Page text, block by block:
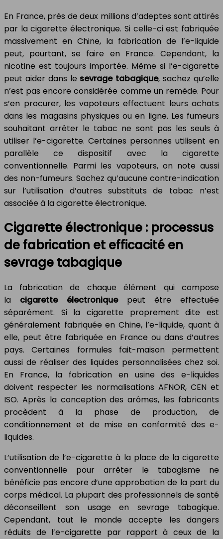
En France, près de deux millions d’adeptes sont attirés
par la cigarette électronique. Si celle-ci est fabriquée
massivement en Chine, la fabrication de l’e-liquide
peut, pourtant, se faire en France. Cependant, la
nicotine est toujours importée. Même si l’e-cigarette
peut aider dans le sevrage tabagique, sachez qu’elle
n’est pas encore considérée comme un remède. Pour
s’en procurer, les vapoteurs effectuent leurs achats
dans les magasins physiques ou en ligne. Les fumeurs
souhaitant arrêter le tabac ne sont pas les seuls à
utiliser l’e-cigarette. Certaines personnes utilisent en
parallèle ce dispositif avec la cigarette
conventionnelle. Parmi les vapoteurs, on note aussi
des non-fumeurs. Sachez qu’aucune contre-indication
sur l’utilisation d’autres substituts de tabac n’est
associée à la cigarette électronique.
Cigarette électronique : processus
de fabrication et efficacité en
sevrage tabagique
La fabrication de chaque élément qui compose
la cigarette électroniquepeut être effectuée
séparément. Si la cigarette proprement dite est
généralement fabriquée en Chine, l’e-liquide, quant à
elle, peut être fabriquée en France ou dans d’autres
pays. Certaines formules fait-maison permettent
aussi de réaliser des liquides personnalisées chez soi.
En France, la fabrication en usine des e-liquides
doivent respecter les normalisations AFNOR, CEN et
ISO. Après la conception des arômes, les fabricants
procèdent à la phase de production, de
conditionnement et de mise en conformité des e-
liquides.
L’utilisation de l’e-cigarette à la place de la cigarette
conventionnelle pour arrêter le tabagisme ne
bénéficie pas encore d’une approbation de la part du
corps médical. La plupart des professionnels de santé
déconseillent son usage en sevrage tabagique.
Cependant, tout le monde accepte les dangers
réduits de l’e-cigarette par rapport à ceux de la